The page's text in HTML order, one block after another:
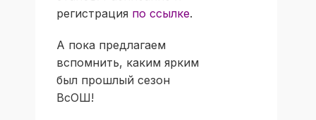
регистрация по ссылке.
А пока предлагаем
вспомнить, каким ярким
был прошлый сезон
ВсОШ!